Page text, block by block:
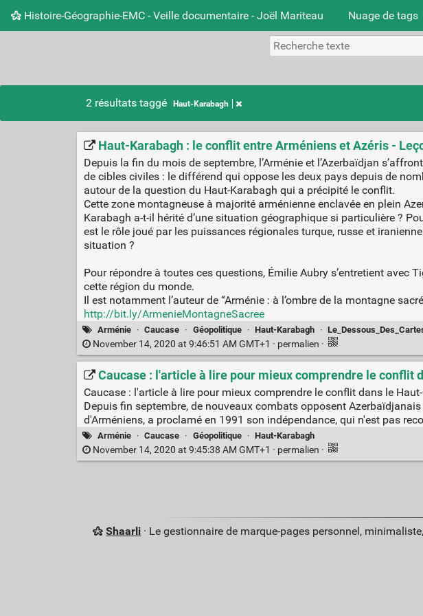
Histoire-Géographie-EMC - Veille documentaire - Joël Mariteau Nuage de tags
2 résultats taggé Haut-Karabagh
Haut-Karabagh : le conflit entre Arméniens et Azéris -
Depuis la fin du mois de septembre, l’Arménie et l’Azerbaïdjan
de cibles civiles : le différend qui oppose les deux pays depuis de
autour de la question du Haut-Karabagh qui a précipité le conflit.
Cette zone montagneuse à majorité arménienne enclavée en plein
Karabagh a-t-il hérité d’une situation géographique si particulière ?
est le rôle joué par les puissances régionales turque, russe et
situation ?
Pour répondre à toutes ces questions, Émilie Aubry s’entretient avec
cette région du monde.
Il est notamment l’auteur de “Arménie : à l’ombre de la montagne
http://bit.ly/ArmenieMontagneSacree
Arménie · Caucase · Géopolitique · Haut-Karabagh ·
November 14, 2020 at 9:46:51 AM GMT+1 · permalien ·
Caucase : l'article à lire pour mieux comprendre le conflit
Caucase : l'article à lire pour mieux comprendre le conflit dans le
Depuis fin septembre, de nouveaux combats opposent
d'Arméniens, a proclamé en 1991 son indépendance, qui n'est pas
Arménie · Caucase · Géopolitique · Haut-Karabagh
November 14, 2020 at 9:45:38 AM GMT+1 · permalien ·
Shaarli · Le gestionnaire de marque-pages personnel,